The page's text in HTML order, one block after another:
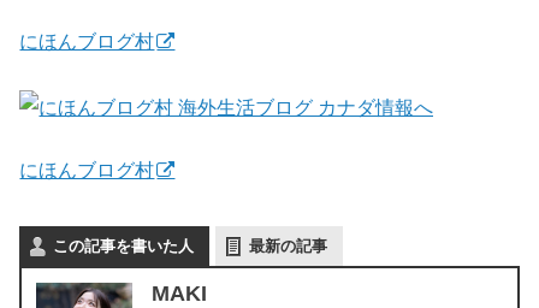
にほんブログ村
にほんブログ村
この記事を書いた人 最新の記事
MAKI